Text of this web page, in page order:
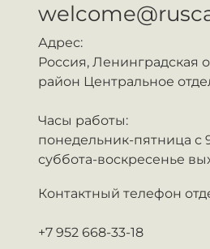
Адрес:
Россия, Ленинградская
район Центральное
Часы работы:
понедельник-пятница с
суббота-воскресенье
Контактный телефон
+7 952 668-33-18